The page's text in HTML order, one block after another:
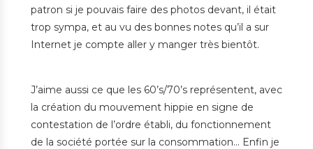
patron si je pouvais faire des photos devant, il était
trop sympa, et au vu des bonnes notes qu’il a sur
Internet je compte aller y manger très bientôt.
J’aime aussi ce que les 60’s/70’s représentent, avec
la création du mouvement hippie en signe de
contestation de l’ordre établi, du fonctionnement
de la société portée sur la consommation… Enfin je